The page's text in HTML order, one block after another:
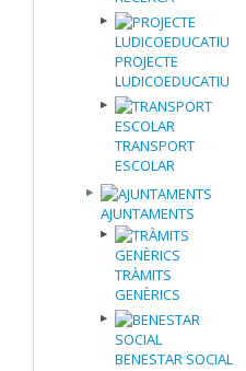
PROJECTE
LUDICOEDUCATIU
TRANSPORT
ESCOLAR
AJUNTAMENTS
TRÀMITS
GENÈRICS
BENESTAR SOCIAL